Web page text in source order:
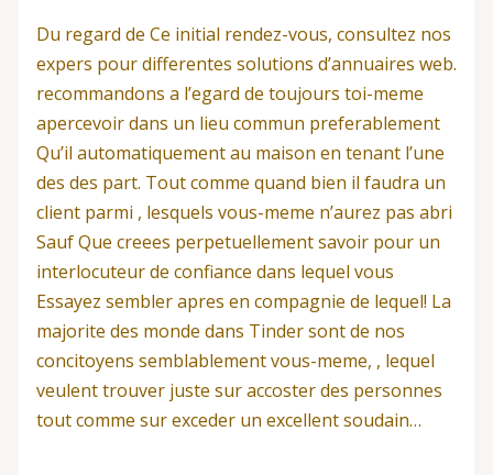
Du regard de Ce initial rendez-vous, consultez nos
expers pour differentes solutions d’annuaires web.
recommandons a l’egard de toujours toi-meme
apercevoir dans un lieu commun preferablement
Qu’il automatiquement au maison en tenant l’une
des des part. Tout comme quand bien il faudra un
client parmi , lesquels vous-meme n’aurez pas abri
Sauf Que creees perpetuellement savoir pour un
interlocuteur de confiance dans lequel vous
Essayez sembler apres en compagnie de lequel! La
majorite des monde dans Tinder sont de nos
concitoyens semblablement vous-meme, , lequel
veulent trouver juste sur accoster des personnes
tout comme sur exceder un excellent soudain…